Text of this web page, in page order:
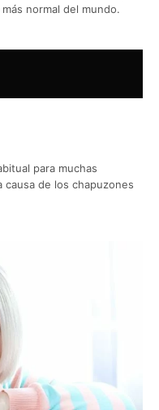
normal del mundo.
para muchas
causa de los chapuzones